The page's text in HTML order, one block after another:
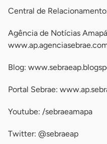
Central de
Agência de Notícias
Blog:
Portal Sebrae:
Youtube: /sebraeamapa
Twitter: @sebraeap